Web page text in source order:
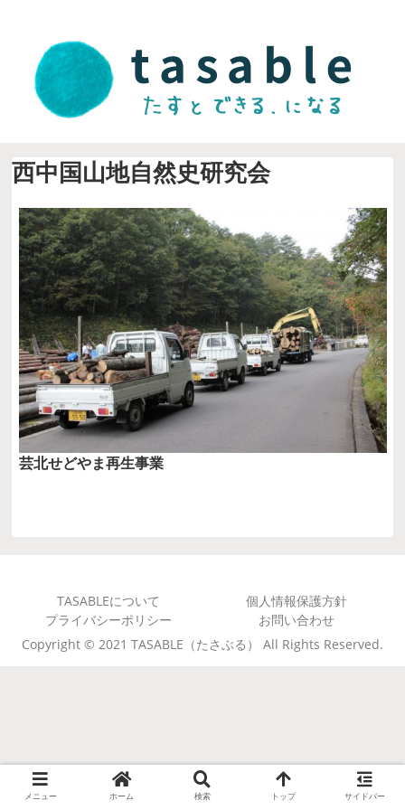
西中国山地自然史研究会
芸北せどやま再生事業
TASABLEについて
個人情報保護方針
プライバシーポリシー
お問い合わせ
Copyright © 2021 TASABLE（たさぶる） All Rights Reserved.
メニュー ホーム 検索 トップ サイドバー